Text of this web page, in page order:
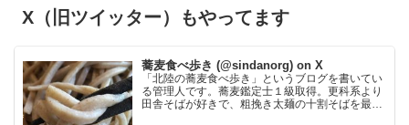
X（旧ツイッター）もやってます
蕎麦食べ歩き (@sindanorg) on X
「北陸の蕎麦食べ歩き」というブログを書いてい
る管理人です。蕎麦鑑定士１級取得。更科系より
田舎そばが好きで、粗挽き太麺の十割そばを最も